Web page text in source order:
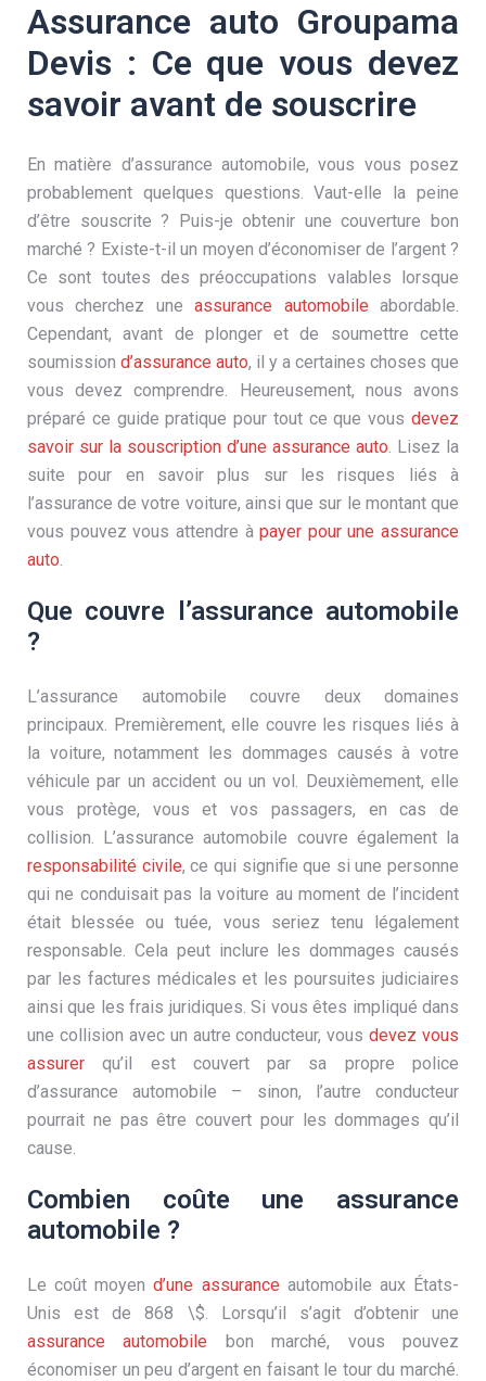
Assurance auto Groupama
Devis : Ce que vous devez
savoir avant de souscrire
En matière d’assurance automobile, vous vous posez
probablement quelques questions. Vaut-elle la peine
d’être souscrite ? Puis-je obtenir une couverture bon
marché ? Existe-t-il un moyen d’économiser de l’argent ?
Ce sont toutes des préoccupations valables lorsque
vous cherchez uneassurance automobile abordable.
Cependant, avant de plonger et de soumettre cette
soumission d’assurance auto, il y a certaines choses que
vous devez comprendre. Heureusement, nous avons
préparé ce guide pratique pour tout ce que vous devez
savoir sur la souscription d’une assurance auto. Lisez la
suite pour en savoir plus sur les risques liés à
l’assurance de votre voiture, ainsi que sur le montant que
vous pouvez vous attendre àpayer pour une assurance
auto.
Que couvre l’assurance automobile
?
L’assurance automobile couvre deux domaines
principaux. Premièrement, elle couvre les risques liés à
la voiture, notamment les dommages causés à votre
véhicule par un accident ou un vol. Deuxièmement, elle
vous protège, vous et vos passagers, en cas de
collision. L’assurance automobile couvre également la
responsabilité civile, ce qui signifie que si une personne
qui ne conduisait pas la voiture au moment de l’incident
était blessée ou tuée, vous seriez tenu légalement
responsable. Cela peut inclure les dommages causés
par les factures médicales et les poursuites judiciaires
ainsi que les frais juridiques. Si vous êtes impliqué dans
une collision avec un autre conducteur, vousdevez vous
assurer qu’il est couvert par sa propre police
d’assurance automobile – sinon, l’autre conducteur
pourrait ne pas être couvert pour les dommages qu’il
cause.
Combien coûte une assurance
automobile ?
Le coût moyend’une assurance automobile aux États-
Unis est de 868 \$. Lorsqu’il s’agit d’obtenir une
assurance automobile bon marché, vous pouvez
économiser un peu d’argent en faisant le tour du marché.